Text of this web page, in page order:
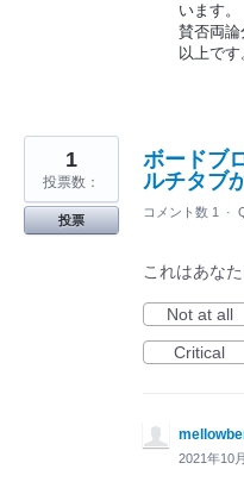
います。
賛否両
以上です
ボードブ
ルチタブ
1
投票数：
投票
コメント数 1 ·
これはあな
Not at all
Critical
2021年10